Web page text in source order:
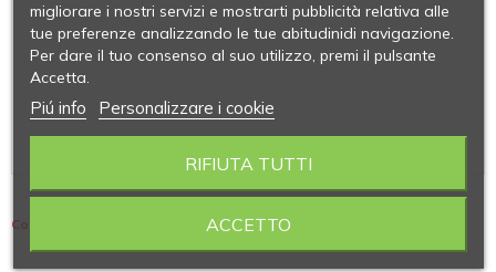
Contiene 6 articoli
migliorare i nostri servizi e mostrarti pubblicità relativa alle
tue preferenze analizzando le tue abitudinidi navigazione.
Per dare il tuo consenso al suo utilizzo, premi il pulsante
Accetta.
Piú info Personalizzare i cookie
RIFIUTA TUTTI
ACCETTO